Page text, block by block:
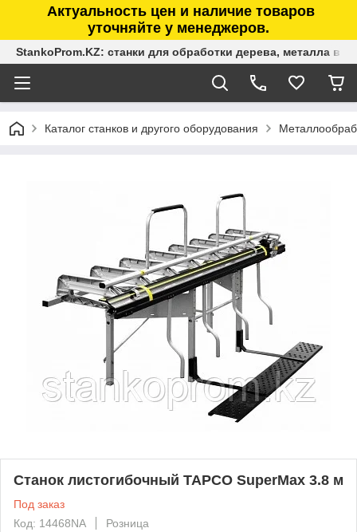
Актуальность цен и наличие товаров
уточняйте у менеджеров.
StankoProm.KZ: станки для обработки дерева, металла в
Каталог станков и другого оборудования
Cтанок листогибочный TAPCO SuperMax 3.8 м
Под заказ
Код: 14468NA
Розница